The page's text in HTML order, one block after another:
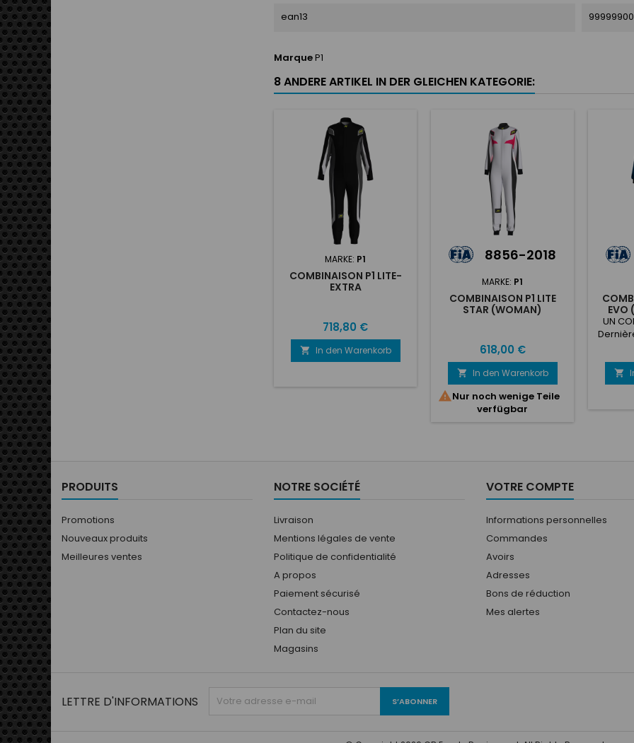
ean13
MarqueP1
8 ANDERE ARTIKEL IN DER GLEICHEN KATEGORIE:
MARKE: P1
COMBINAISON P1 LITE-
EXTRA
Preis
718,80 €
 In den Warenkorb
8856-2018
MARKE: P1
COMBINAISON P1 LITE
STAR (WOMAN)
Preis
618,00 €
 In den Warenkorb
Nur noch wenige Teile
verfügbar
EVO
UN
100%

PRODUITS
Promotions
Nouveaux produits
Meilleures ventes
NOTRE SOCIÉTÉ
Livraison
Mentions légales de vente
Politique de confidentialité
A propos
Paiement sécurisé
Contactez-nous
Plan du site
Magasins
VOTRE COMPTE
Informations personnelles
Commandes
Avoirs
Adresses
Bons de réduction
Mes alertes
LETTRE D'INFORMATIONS